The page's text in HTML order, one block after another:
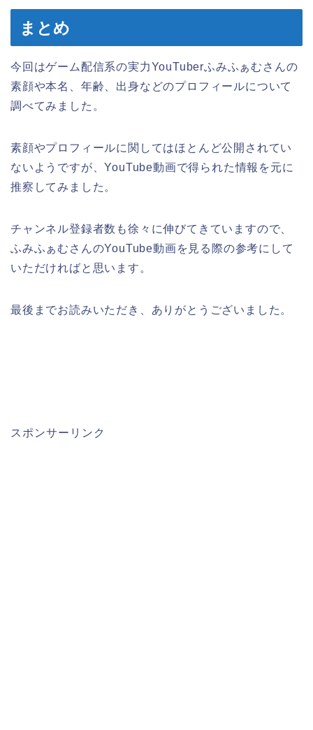
まとめ
今回はゲーム配信系の実力YouTuberふみふぁむさんの
素顔や本名、年齢、出身などのプロフィールについて
調べてみました。
素顔やプロフィールに関してはほとんど公開されてい
ないようですが、YouTube動画で得られた情報を元に
推察してみました。
チャンネル登録者数も徐々に伸びてきていますので、
ふみふぁむさんのYouTube動画を見る際の参考にして
いただければと思います。
最後までお読みいただき、ありがとうございました。
スポンサーリンク